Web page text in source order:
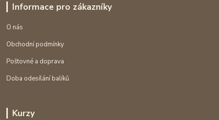
Informace pro zákazníky
O nás
Obchodní podmínky
Poštovné a doprava
Doba odesílání balíků
Kurzy